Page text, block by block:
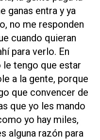
ganas entra y ya
no me responden
cuando quieran
para verlo. En
tengo que estar
a la gente, porque
que convencer de
que yo les mando
yo hay miles,
alguna razón para